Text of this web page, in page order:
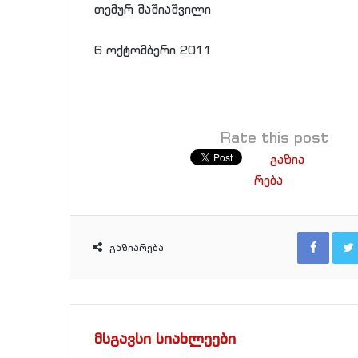
თემურ შაშიაშვილი
6 ოქტომბერი 2011
Rate this post
გაზია
რება
გაზიარება
Facebook
მსგავსი სიახლეები